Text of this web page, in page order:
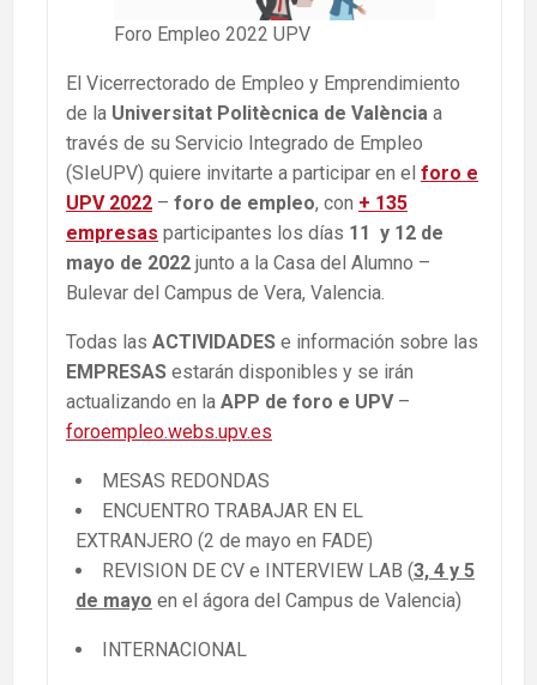
Foro Empleo 2022 UPV
El Vicerrectorado de Empleo y Emprendimiento
de la Universitat Politècnica de València a
través de su Servicio Integrado de Empleo
(SIeUPV) quiere invitarte a participar en el foro e
UPV 2022 – foro de empleo, con + 135
empresas participantes los días 11 y 12 de
mayo de 2022 junto a la Casa del Alumno –
Bulevar del Campus de Vera, Valencia.
Todas las ACTIVIDADES e información sobre las
EMPRESAS estarán disponibles y se irán
actualizando en la APP de foro e UPV–
foroempleo.webs.upv.es
MESAS REDONDAS
ENCUENTRO TRABAJAR EN EL
EXTRANJERO (2 de mayo en FADE)
REVISION DE CV e INTERVIEW LAB (3, 4 y 5
de mayo en el ágora del Campus de Valencia)
INTERNACIONAL